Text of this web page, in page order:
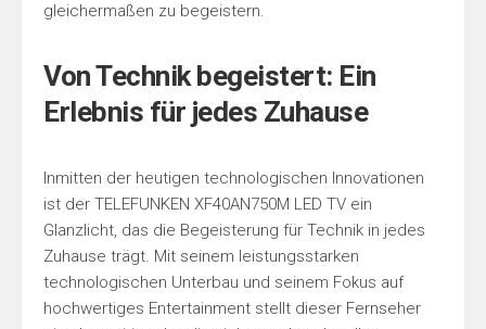
gleichermaßen zu begeistern.
Von Technik begeistert: Ein
Erlebnis für jedes Zuhause
Inmitten der heutigen technologischen Innovationen
ist der TELEFUNKEN XF40AN750M LED TV ein
Glanzlicht, das die Begeisterung für Technik in jedes
Zuhause trägt. Mit seinem leistungsstarken
technologischen Unterbau und seinem Fokus auf
hochwertiges Entertainment stellt dieser Fernseher